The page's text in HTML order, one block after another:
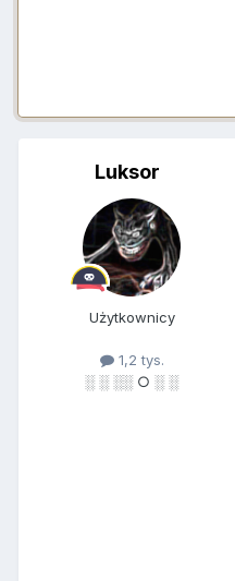
Luksor
Użytkownicy
1,2 tys.
░ ░ ░░ ○ ░ ░